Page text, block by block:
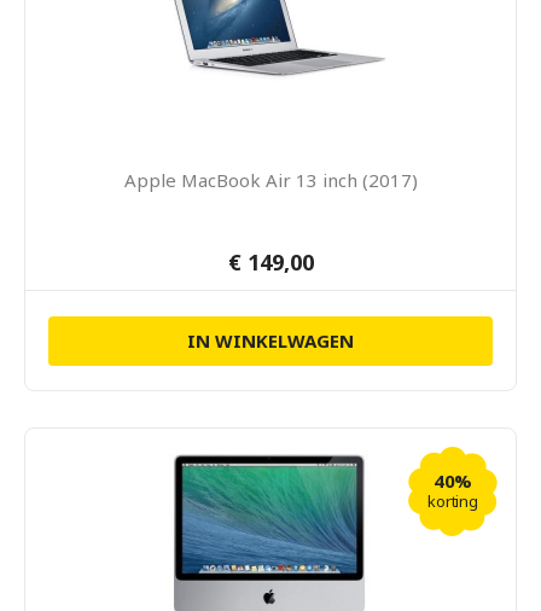
Apple MacBook Air 13 inch (2017)
€ 149,00
IN WINKELWAGEN
40%
korting